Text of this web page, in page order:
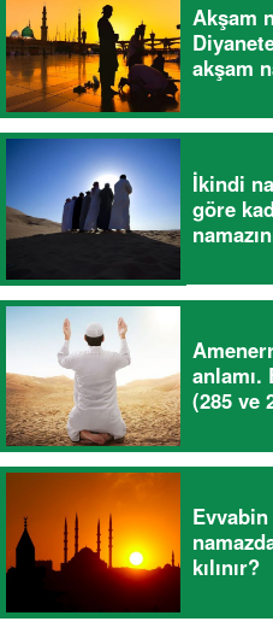
Akşam
akşam
İkindi
göre
(285 ve
Evvabin
kılınır?